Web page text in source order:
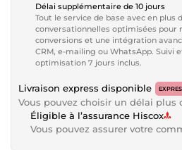
Délai supplémentaire de 10 jours
Tout le service de base avec en plus
conversationnelles optimisées pour
conversions et une intégration
CRM, e-mailing ou WhatsApp. Suivi
optimisation 7 jours inclus.
Livraison express disponible
Vous pouvez choisir un délai
Éligible à l’assurance Hiscox
Vous pouvez assurer votre